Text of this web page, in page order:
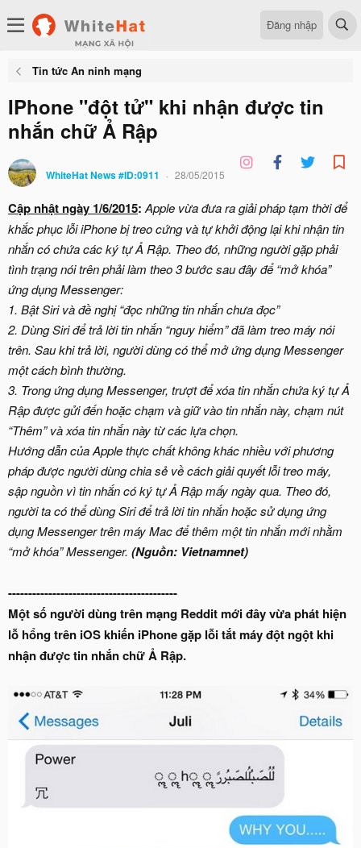
Đăng nhập
Tin tức An ninh mạng
IPhone "đột tử" khi nhận được tin
nhắn chữ Ả Rập
WhiteHat News #ID:0911 28/05/2015
Cập nhật ngày 1/6/2015:Apple vừa đưa ra giải pháp tạm thời để
khắc phục lỗi iPhone bị treo cứng và tự khởi động lại khi nhận tin
nhắn có chứa các ký tự Ả Rập. Theo đó, những người gặp phải
tình trạng nói trên phải làm theo 3 bước sau đây để “mở khóa”
ứng dụng Messenger:
1. Bật Siri và đề nghị “đọc những tin nhắn chưa đọc”
2. Dùng Siri để trả lời tin nhắn “nguy hiểm” đã làm treo máy nói
trên. Sau khi trả lời, người dùng có thể mở ứng dụng Messenger
một cách bình thường.
3. Trong ứng dụng Messenger, trượt để xóa tin nhắn chứa ký tự Ả
Rập được gửi đến hoặc chạm và giữ vào tin nhắn này, chạm nút
“Thêm” và xóa tin nhắn này từ các lựa chọn.
Hướng dẫn của Apple thực chất không khác nhiều với phương
pháp được người dùng chia sẻ về cách giải quyết lỗi treo máy,
sập nguồn vì tin nhắn có ký tự Ả Rập mấy ngày qua. Theo đó,
người ta có thể dùng Siri để trả lời tin nhắn hoặc sử dụng ứng
dụng Messenger trên máy Mac để thêm một tin nhắn mới nhằm
“mở khóa” Messenger. (Nguồn: Vietnamnet)
------------------------------------------
Một số người dùng trên mạng Reddit mới đây vừa phát hiện
lỗ hổng trên iOS khiến iPhone gặp lỗi tắt máy đột ngột khi
nhận được tin nhắn chữ Ả Rập.